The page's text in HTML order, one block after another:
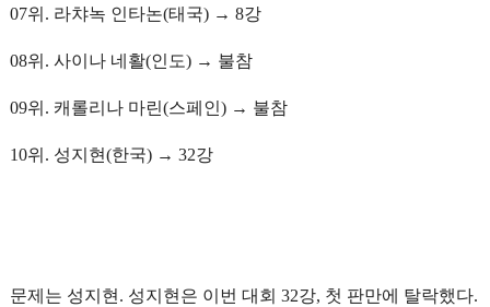
07위. 라챠녹 인타논(태국) → 8강
08위. 사이나 네활(인도) → 불참
09위. 캐롤리나 마린(스페인) → 불참
10위. 성지현(한국) → 32강
문제는 성지현. 성지현은 이번 대회 32강, 첫 판만에 탈락했다.